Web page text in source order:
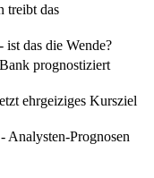
treibt das
das die Wende?
prognostiziert
ehrgeiziges Kursziel
Analysten-Prognosen